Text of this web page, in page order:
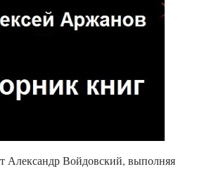
Александр Войдовский, выполняя